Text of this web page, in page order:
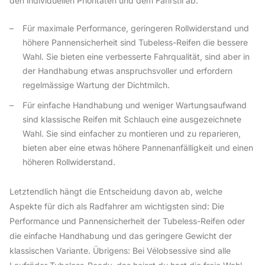
Für maximale Performance, geringeren Rollwiderstand und
höhere Pannensicherheit sind Tubeless-Reifen die bessere
Wahl. Sie bieten eine verbesserte Fahrqualität, sind aber in
der Handhabung etwas anspruchsvoller und erfordern
regelmässige Wartung der Dichtmilch.
Für einfache Handhabung und weniger Wartungsaufwand
sind klassische Reifen mit Schlauch eine ausgezeichnete
Wahl. Sie sind einfacher zu montieren und zu reparieren,
bieten aber eine etwas höhere Pannenanfälligkeit und einen
höheren Rollwiderstand.
Letztendlich hängt die Entscheidung davon ab, welche
Aspekte für dich als Radfahrer am wichtigsten sind: Die
Performance und Pannensicherheit der Tubeless-Reifen oder
die einfache Handhabung und das geringere Gewicht der
klassischen Variante. Übrigens: Bei Vélobsessive sind alle